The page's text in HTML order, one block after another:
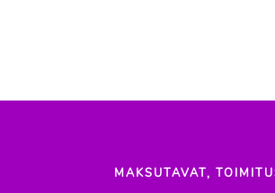
MAKSUTAVAT,